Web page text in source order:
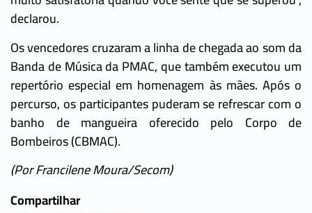
declarou.
Os vencedores cruzaram a linha de chegada ao som da
Banda de Música da PMAC, que também executou um
repertório especial em homenagem às mães. Após o
percurso, os participantes puderam se refrescar com o
banho de mangueira oferecido pelo Corpo de
Bombeiros (CBMAC).
(Por Francilene Moura/Secom)
Compartilhar